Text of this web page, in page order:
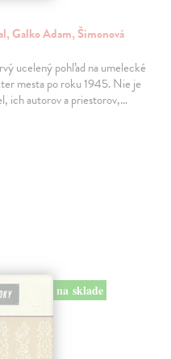
Galko Adam, Šimonová
ucelený pohľad na umelecké
mesta po roku 1945. Nie je
ich autorov a priestorov,…
na sklade